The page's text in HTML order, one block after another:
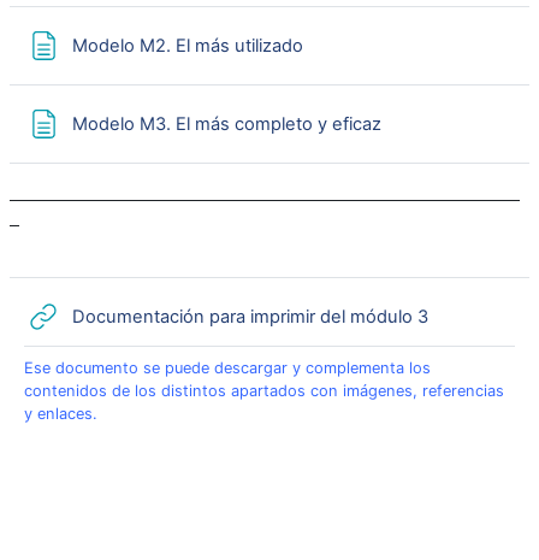
Modelo M2. El más utilizado
Modelo M3. El más completo y eficaz
Documentación para imprimir del módulo 3URL
Ese documento se puede descargar y complementa los
contenidos de los distintos apartados con imágenes, referencias
y enlaces.